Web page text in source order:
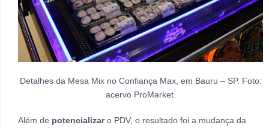
Detalhes da Mesa Mix no Confiança Max, em Bauru – SP. Foto:
acervo ProMarket.
Além de potencializaro PDV, o resultado foi a mudança da